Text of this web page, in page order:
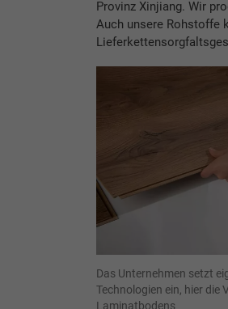
Provinz Xinjiang. Wir
Auch unsere Rohstoffe
Das Unternehmen setzt
Technologien ein, hier die
Laminatbodens